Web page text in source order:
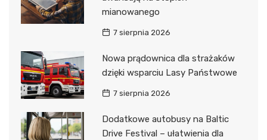
mianowanego
7 sierpnia 2026
Nowa prądownica dla strażaków
dzięki wsparciu Lasy Państwowe
7 sierpnia 2026
Dodatkowe autobusy na Baltic
Drive Festival – ułatwienia dla